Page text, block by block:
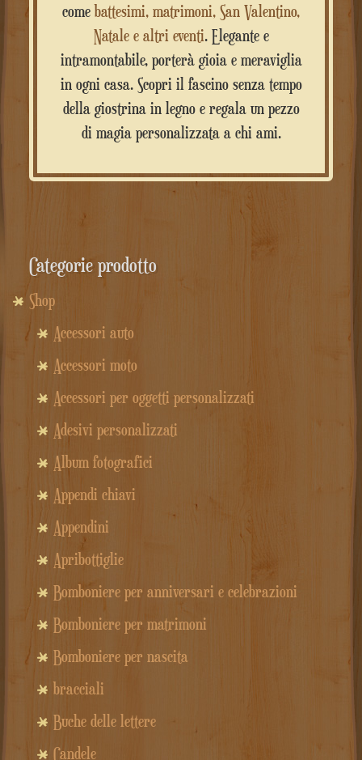
comebattesimi, matrimoni, San Valentino,
Natale e altri eventi. Elegante e
intramontabile, porterà gioia e meraviglia
in ogni casa. Scopri il fascino senza tempo
della giostrina in legno e regala un pezzo
di magia personalizzata a chi ami.
Categorie prodotto
Shop
Accessori auto
Accessori moto
Accessori per oggetti personalizzati
Adesivi personalizzati
Album fotografici
Appendi chiavi
Appendini
Apribottiglie
Bomboniere per anniversari e celebrazioni
Bomboniere per matrimoni
Bomboniere per nascita
bracciali
Buche delle lettere
Candele